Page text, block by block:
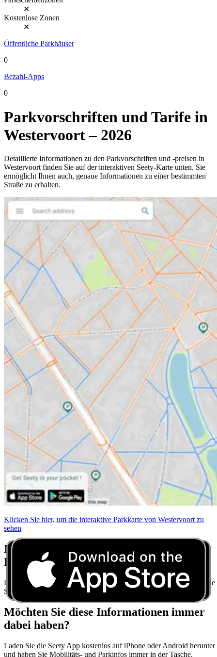
✕
Kostenlose Zonen
✕
Öffentliche Parkhäuser
0
Bezahl-Apps
0
Parkvorschriften und Tarife in
Westervoort – 2026
Detaillierte Informationen zu den Parkvorschriften und -preisen in
Westervoort finden Sie auf der interaktiven Seety-Karte unten. Sie
ermöglicht Ihnen auch, genaue Informationen zu einer bestimmten
Straße zu erhalten.
Klicken Sie hier, um die interaktive Parkkarte von Westervoort zu
sehen
Machen Sie sich keine Sorgen mehr über
Parkvorschriften
Laden Sie Seety herunter und erhalten Sie Echtzeit-Parktipps für jede
Stadt.
Möchten Sie diese Informationen immer
dabei haben?
Laden Sie die Seety App kostenlos auf iPhone oder Android herunter
und haben Sie Mobilitäts- und Parkinfos immer in der Tasche.